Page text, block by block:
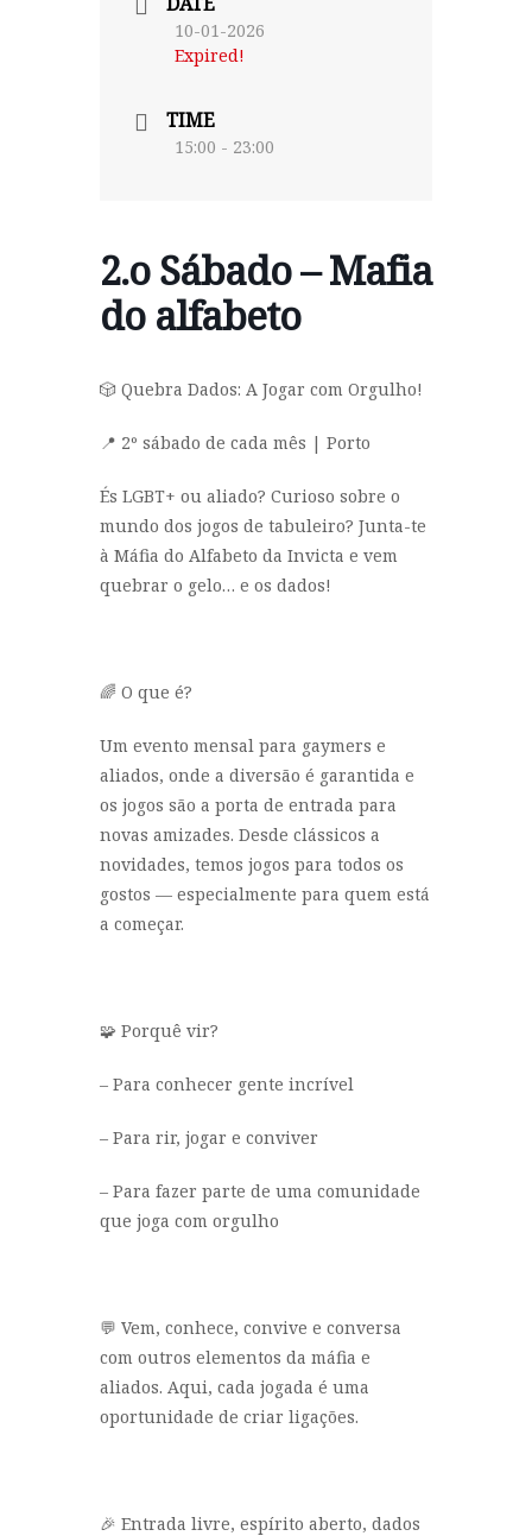
10-01-2026
Expired!
TIME
15:00 - 23:00
2.o Sábado – Mafia
do alfabeto
🎲 Quebra Dados: A Jogar com Orgulho!
📍 2º sábado de cada mês | Porto
És LGBT+ ou aliado? Curioso sobre o
mundo dos jogos de tabuleiro? Junta-te
à Máfia do Alfabeto da Invicta e vem
quebrar o gelo… e os dados!
🌈 O que é?
Um evento mensal para gaymers e
aliados, onde a diversão é garantida e
os jogos são a porta de entrada para
novas amizades. Desde clássicos a
novidades, temos jogos para todos os
gostos — especialmente para quem está
a começar.
🧩 Porquê vir?
– Para conhecer gente incrível
– Para rir, jogar e conviver
– Para fazer parte de uma comunidade
que joga com orgulho
💬 Vem, conhece, convive e conversa
com outros elementos da máfia e
aliados. Aqui, cada jogada é uma
oportunidade de criar ligações.
🎉 Entrada livre, espírito aberto, dados